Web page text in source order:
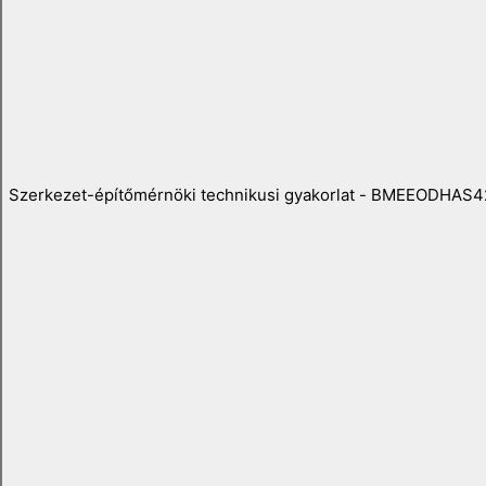
Szerkezet-építőmérnöki technikusi gyakorlat -